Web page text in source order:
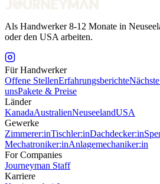
Als Handwerker 8-12 Monate in
oder den USA arbeiten.
Für Handwerker
Offene StellenErfahrungsberichte
unsPakete & Preise
Länder
KanadaAustralienNeuseelandUSA
Gewerke
Zimmerer:inTischler:inDachdecker:in
Mechatroniker:inAnlagemechaniker:in
For Companies
Journeyman Staff
Karriere